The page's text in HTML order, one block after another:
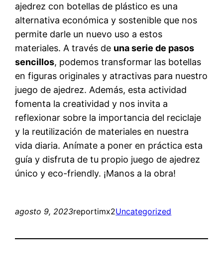
ajedrez con botellas de plástico es una
alternativa económica y sostenible que nos
permite darle un nuevo uso a estos
materiales. A través de una serie de pasos
sencillos, podemos transformar las botellas
en figuras originales y atractivas para nuestro
juego de ajedrez. Además, esta actividad
fomenta la creatividad y nos invita a
reflexionar sobre la importancia del reciclaje
y la reutilización de materiales en nuestra
vida diaria. Anímate a poner en práctica esta
guía y disfruta de tu propio juego de ajedrez
único y eco-friendly. ¡Manos a la obra!
agosto 9, 2023reportimx2Uncategorized